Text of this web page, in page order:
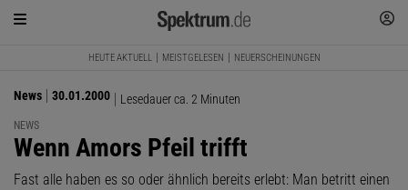
HEUTE AKTUELL MEISTGELESEN NEUERSCHEINUNGEN
News 30.01.2000 Lesedauer ca. 2 Minuten
NEWS
:
Wenn Amors Pfeil trifft
Fast alle haben es so oder ähnlich bereits erlebt: Man betritt einen